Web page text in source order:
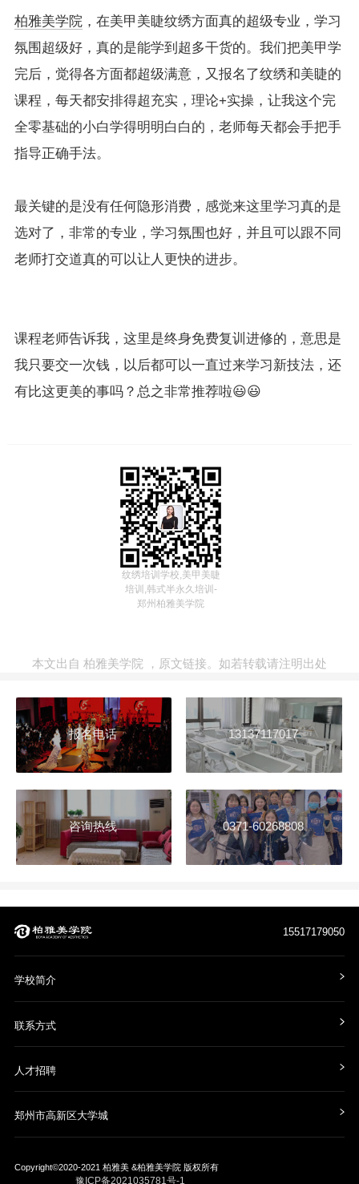
柏雅美学院，在美甲美睫纹绣方面真的超级专业，学习
氛围超级好，真的是能学到超多干货的。我们把美甲学
完后，觉得各方面都超级满意，又报名了纹绣和美睫的
课程，每天都安排得超充实，理论+实操，让我这个完
全零基础的小白学得明明白白的，老师每天都会手把手
指导正确手法。
最关键的是没有任何隐形消费，感觉来这里学习真的是
选对了，非常的专业，学习氛围也好，并且可以跟不同
老师打交道真的可以让人更快的进步。
课程老师告诉我，这里是终身免费复训进修的，意思是
我只要交一次钱，以后都可以一直过来学习新技法，还
有比这更美的事吗？总之非常推荐啦😃😃
纹绣培训学校,美甲美睫
培训,韩式半永久培训-
郑州柏雅美学院
本文出自 柏雅美学院 ， 原文链接。如若转载请注明出处
报名电话 13137117017
咨询热线 0371-60268808
15517179050
学校简介
联系方式
人才招聘
郑州市高新区大学城
Copyright©2020-2021 柏雅美 &柏雅美学院 版权所有
豫ICP备2021035781号-1